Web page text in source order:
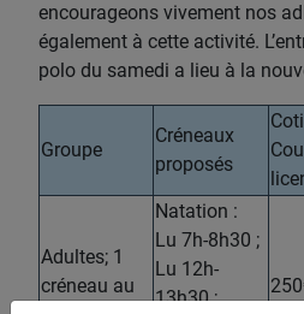
encourageons vivement nos
également à cette activité.
polo du samedi a lieu à la
Groupe
Créneaux
proposés
Adultes; 1
créneau au
Natation :
Lu 7h-8h30 ;
Lu 12h-
13h30 ;